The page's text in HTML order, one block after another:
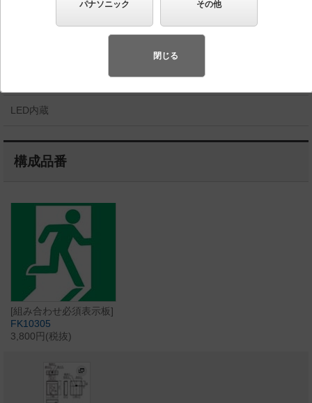
◆組み合わせ希望小売価格 38,500円(税抜)
【本体】FA10318C LE1 34,700円(税抜)
【表示板】FK10305 3,800円(税抜)
LED内蔵
構成品番
[組み合わせ必須表示板]
FK10305
3,800円(税抜)
パナソニック その他
閉じる